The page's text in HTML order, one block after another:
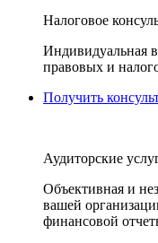
Налоговое
Индивидуальная
правовых и
Получить
Аудиторские
Объективная и
вашей
финансовой